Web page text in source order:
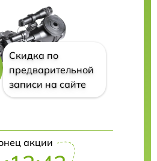
Скидка по
предварительной
записи на сайте
акции